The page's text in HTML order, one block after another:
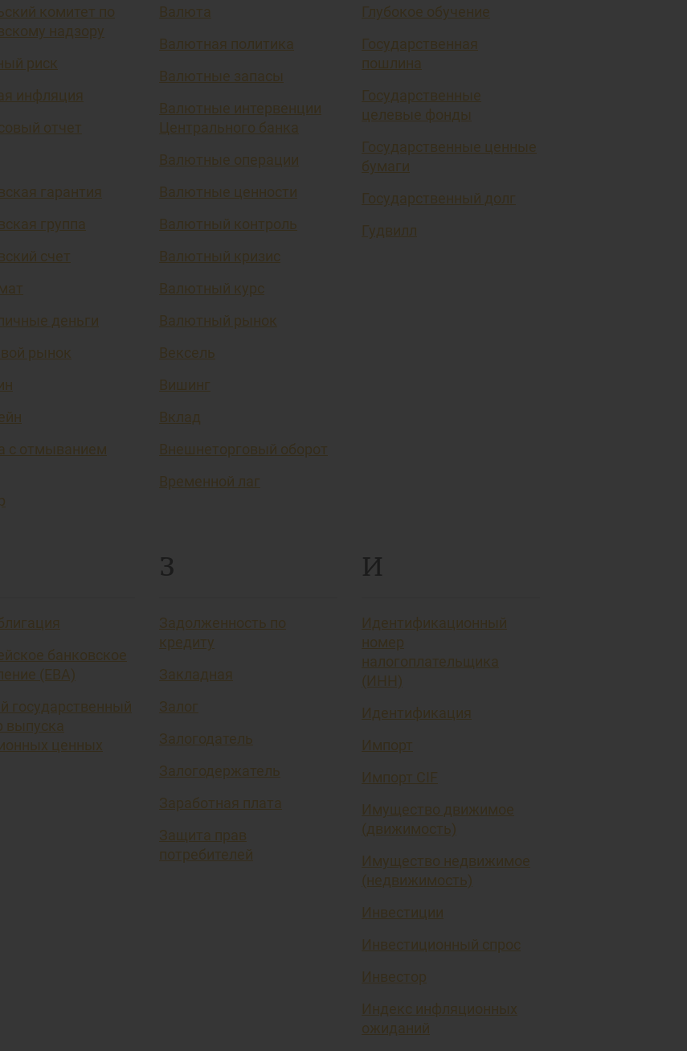
комитет по
надзору
риск
инфляция
отчет
гарантия
группа
счет
деньги
рынок
с отмыванием
Валюта
Валютная политика
Валютные запасы
Валютные интервенции
Центрального банка
Валютные операции
Валютные ценности
Валютный контроль
Валютный кризис
Валютный курс
Валютный рынок
Вексель
Вишинг
Вклад
Внешнеторговый оборот
Временной лаг
Глубокое обучение
Государственная
пошлина
Государственные
целевые фонды
Государственные ценные
бумаги
Государственный долг
Гудвилл
банковское
(EBA)
государственный
выпуска
ценных
З
Задолженность по
кредиту
Закладная
Залог
Залогодатель
Залогодержатель
Заработная плата
Защита прав
потребителей
И
Идентификационный
номер
налогоплательщика
(ИНН)
Идентификация
Импорт
Импорт CIF
Имущество движимое
(движимость)
Имущество недвижимое
(недвижимость)
Инвестиции
Инвестиционный спрос
Инвестор
Индекс инфляционных
ожиданий